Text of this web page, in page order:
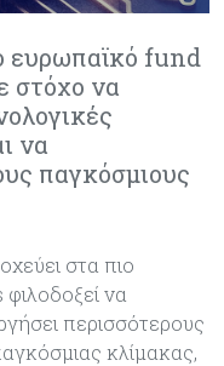
ευρωπαϊκό fund
στόχο να
να
παγκόσμιους
στα πιο
να
περισσότερους
κλίμακας,